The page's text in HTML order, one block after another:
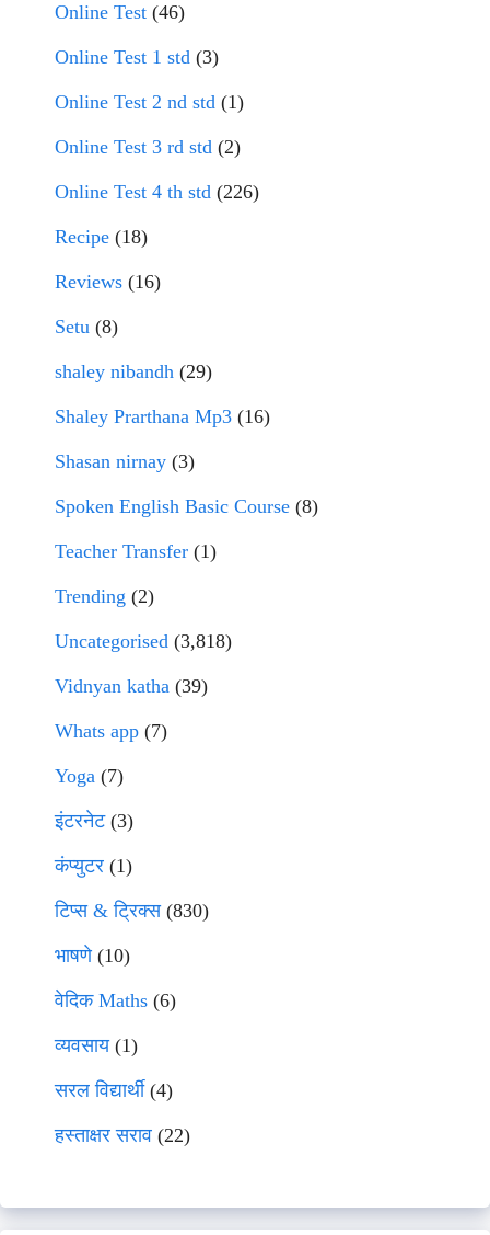
Online Test (46)
Online Test 1 std (3)
Online Test 2 nd std (1)
Online Test 3 rd std (2)
Online Test 4 th std (226)
Recipe (18)
Reviews (16)
Setu (8)
shaley nibandh (29)
Shaley Prarthana Mp3 (16)
Shasan nirnay (3)
Spoken English Basic Course (8)
Teacher Transfer (1)
Trending (2)
Uncategorised (3,818)
Vidnyan katha (39)
Whats app (7)
Yoga (7)
इंटरनेट(3)
कंप्युटर (1)
टिप्स & ट्रिक्स(830)
भाषणे(10)
वेदिक Maths (6)
व्यवसाय(1)
सरल विद्यार्थी(4)
हस्ताक्षर सराव (22)